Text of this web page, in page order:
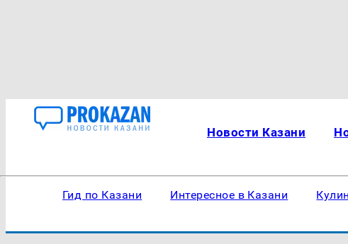
Новости Казани
Гид по Казани Интересное в Казани